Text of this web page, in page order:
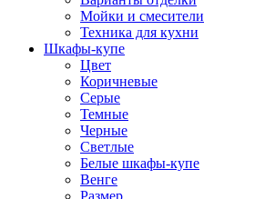
Мойки и смесители
Техника для кухни
Шкафы-купе
Цвет
Коричневые
Серые
Темные
Черные
Светлые
Белые шкафы-купе
Венге
Размер